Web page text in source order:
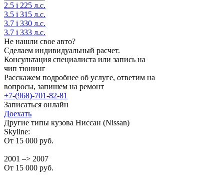
2.5 i 225 л.с.
3.5 i 315 л.с.
3.7 i 330 л.с.
3.7 i 333 л.с.
Не нашли свое авто?
Сделаем индивидуальный расчет.
Консультация специалиста или запись на
чип тюнинг
Расскажем подробнее об услуге, ответим на
вопросы, запишем на ремонт
+7-(968)-701-82-81
Записаться онлайн
Доехать
Другие типы кузова Ниссан (Nissan)
Skyline:
От 15 000 руб.
2001 –> 2007
От 15 000 руб.